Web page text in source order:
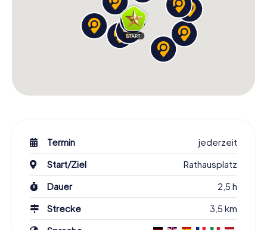
Termin
jederzeit
Start/Ziel
Rathausplatz
Dauer
2,5 h
Strecke
3,5 km